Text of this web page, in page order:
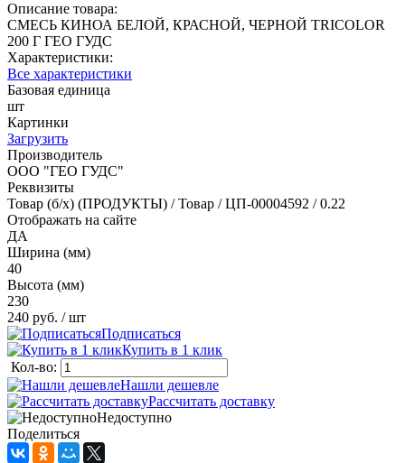
Описание товара:
СМЕСЬ КИНОА БЕЛОЙ, КРАСНОЙ, ЧЕРНОЙ TRICOLOR
200 Г ГЕО ГУДС
Характеристики:
Все характеристики
Базовая единица
шт
Картинки
Загрузить
Производитель
ООО "ГЕО ГУДС"
Реквизиты
Товар (б/х) (ПРОДУКТЫ) / Товар / ЦП-00004592 / 0.22
Отображать на сайте
ДА
Ширина (мм)
40
Высота (мм)
230
240 руб. / шт
Подписаться
Купить в 1 клик
Кол-во:
Нашли дешевле
Рассчитать доставку
Недоступно
Поделиться